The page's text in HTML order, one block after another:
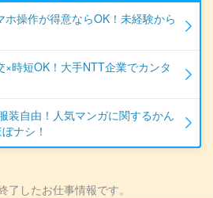
操作が得意ならOK！未経験から
×時短OK！大手NTT企業でカンタ
装自由！人気マンガに関するかん
ナシ！
了したお仕事情報です。